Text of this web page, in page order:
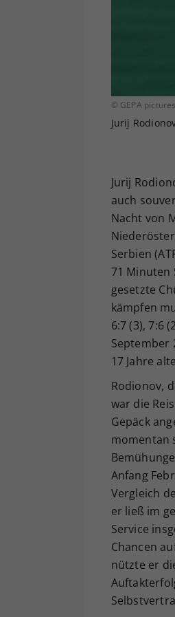
© GEPA
Jurij
Jurij
auch
Nacht von
Serbien
71 Minuten
gesetzte
kämpfen
6:7 (3), 7:6
September
17 Jahre
Rodionov,
war die
Gepäck
momentan
Anfang
Vergleich
er ließ im
Service
Chancen
nützte er